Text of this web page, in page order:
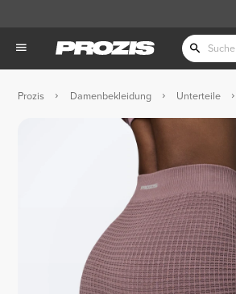
Prozis Damenbekleidung Unterteile